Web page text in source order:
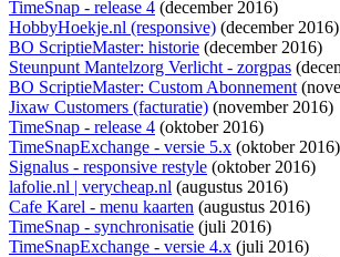
TimeSnap - release 4 (december 2016)
HobbyHoekje.nl (responsive) (december 2016)
BO ScriptieMaster: historie (december 2016)
Steunpunt Mantelzorg Verlicht - zorgpas
BO ScriptieMaster: Custom Abonnement
Jixaw Customers (facturatie) (november 2016)
TimeSnap - release 4 (oktober 2016)
TimeSnapExchange - versie 5.x (oktober 2016)
Signalus - responsive restyle (oktober 2016)
lafolie.nl | verycheap.nl (augustus 2016)
Cafe Karel - menu kaarten (augustus 2016)
TimeSnap - synchronisatie (juli 2016)
TimeSnapExchange - versie 4.x (juli 2016)